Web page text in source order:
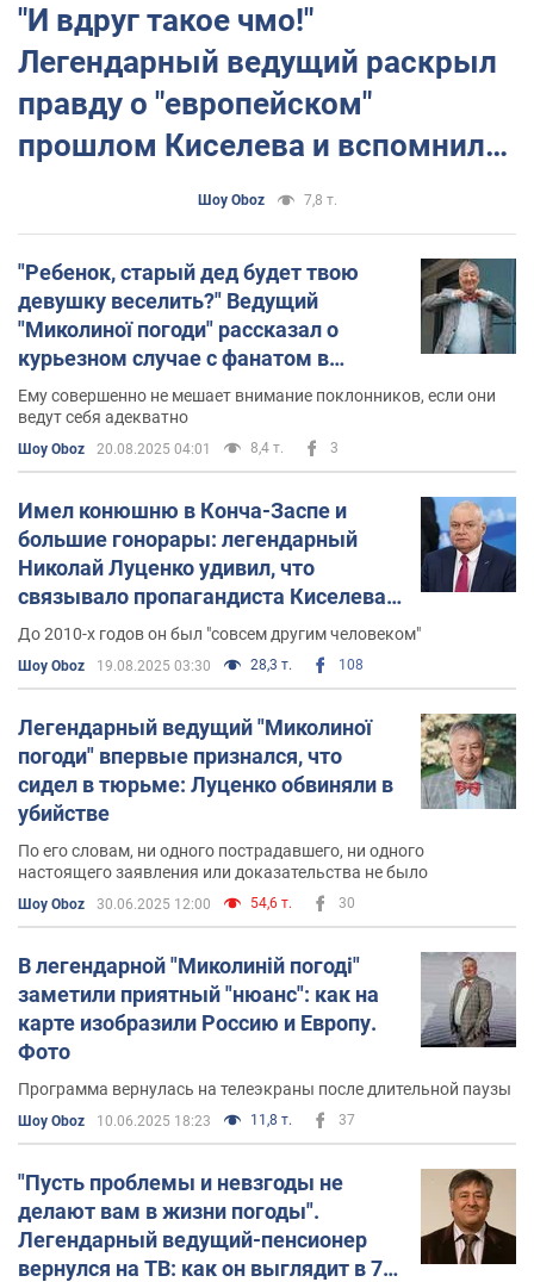
"И вдруг такое чмо!"
Легендарный ведущий раскрыл
правду о "европейском"
прошлом Киселева и вспомнил
его вечеринки в Украине
Шоу Oboz 7,8 т.
"Ребенок, старый дед будет твою
девушку веселить?" Ведущий
"Миколиної погоди" рассказал о
курьезном случае с фанатом в
магазине
Ему совершенно не мешает внимание поклонников, если они
ведут себя адекватно
Шоу Oboz 20.08.2025 04:01 8,4 т. 3
Имел конюшню в Конча-Заспе и
большие гонорары: легендарный
Николай Луценко удивил, что
связывало пропагандиста Киселева с
Украиной
До 2010-х годов он был "совсем другим человеком"
Шоу Oboz 19.08.2025 03:30 28,3 т. 108
Легендарный ведущий "Миколиної
погоди" впервые признался, что
сидел в тюрьме: Луценко обвиняли в
убийстве
По его словам, ни одного пострадавшего, ни одного
настоящего заявления или доказательства не было
Шоу Oboz 30.06.2025 12:00 54,6 т. 30
В легендарной "Миколиній погоді"
заметили приятный "нюанс": как на
карте изобразили Россию и Европу.
Фото
Программа вернулась на телеэкраны после длительной паузы
Шоу Oboz 10.06.2025 18:23 11,8 т. 37
"Пусть проблемы и невзгоды не
делают вам в жизни погоды".
Легендарный ведущий-пенсионер
вернулся на ТВ: как он выглядит в 75